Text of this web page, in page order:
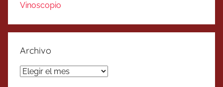
Vinoscopio
Archivo
Archivo